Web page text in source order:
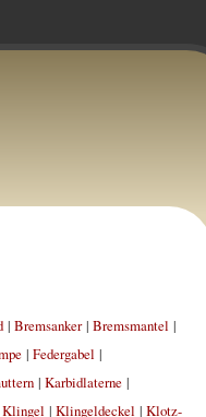
| Bremsanker| Bremsmantel |
| Federgabel |
| Karbidlaterne|
Klingel | Klingeldeckel | Klotz-